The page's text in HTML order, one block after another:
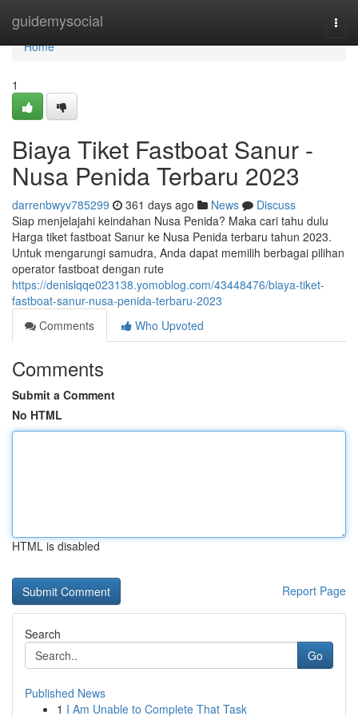
guidemysocial
Home
Home
1
Biaya Tiket Fastboat Sanur -
Nusa Penida Terbaru 2023
darrenbwyv785299 361 days ago News
Discuss
Siap menjelajahi keindahan Nusa Penida? Maka cari tahu dulu
Harga tiket fastboat Sanur ke Nusa Penida terbaru tahun 2023.
Untuk mengarungi samudra, Anda dapat memilih berbagai pilihan
operator fastboat dengan rute
https://denislqqe023138.yomoblog.com/43448476/biaya-tiket-
fastboat-sanur-nusa-penida-terbaru-2023
Comments
Who Upvoted
Comments
Submit a Comment
No HTML
HTML is disabled
Report Page
Search
Go
Published News
1 I Am Unable to Complete That Task